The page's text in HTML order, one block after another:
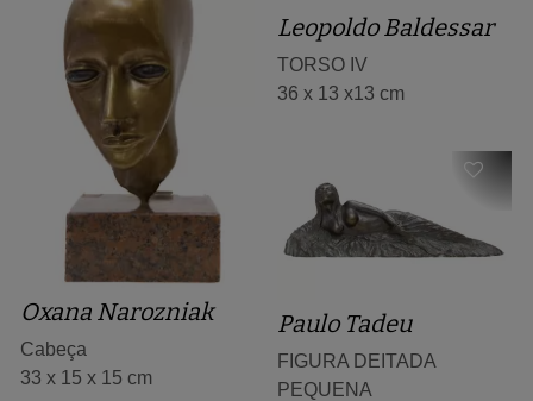
Leopoldo Baldessar
TORSO IV
36 x 13 x13 cm
Oxana Narozniak
Cabeça
33 x 15 x 15 cm
Paulo Tadeu
FIGURA DEITADA
PEQUENA